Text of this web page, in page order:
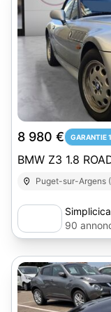
8 980 € GARANTIE
BMW Z3 1.8
Puget-sur-Argens
90